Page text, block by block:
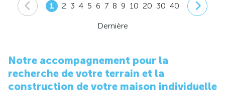
1 2 3 4 5 6 7 8 9 10 20 30 40
Dernière
Notre accompagnement pour la
recherche de votre terrain et la
construction de votre maison individuelle